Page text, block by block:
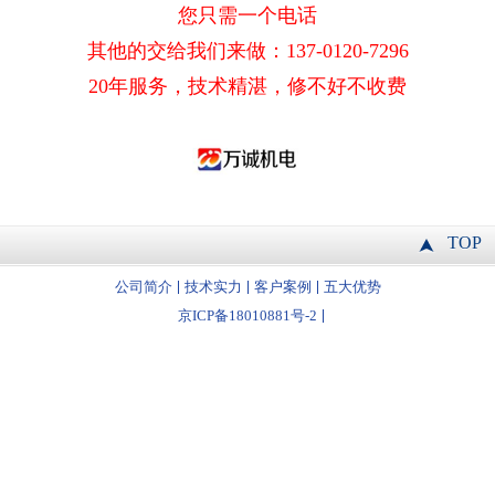
您只需一个电话
其他的交给我们来做：137-0120-7296
20年服务，技术精湛，修不好不收费
TOP
公司简介 技术实力 客户案例
五大优势
京ICP备18010881号-2